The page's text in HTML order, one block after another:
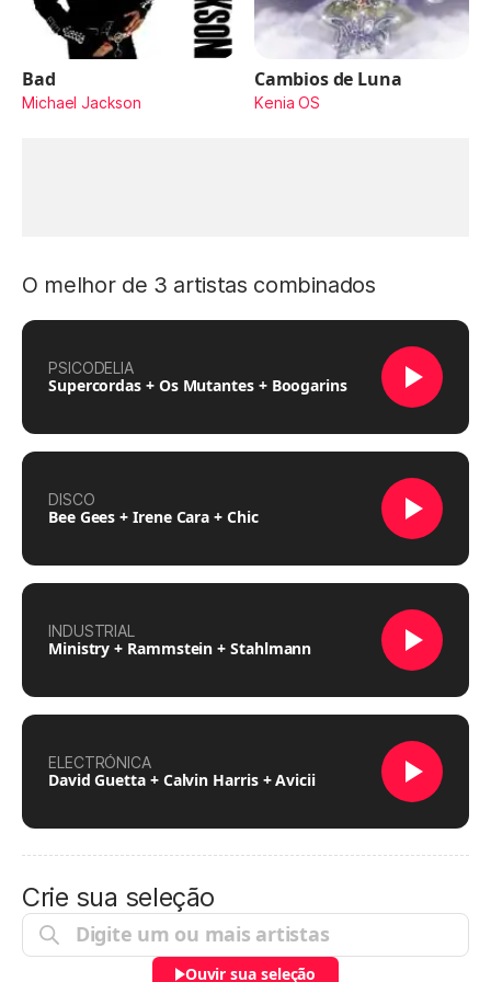
Bad
Michael Jackson
Cambios de Luna
Kenia OS
O melhor de 3 artistas combinados
PSICODELIA
Supercordas + Os Mutantes + Boogarins
DISCO
Bee Gees + Irene Cara + Chic
INDUSTRIAL
Ministry + Rammstein + Stahlmann
ELECTRÓNICA
David Guetta + Calvin Harris + Avicii
Crie sua seleção
Ouvir sua seleção